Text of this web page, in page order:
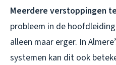
Meerdere verstoppingen
probleem in de
alleen maar erger. In
systemen kan dit ook